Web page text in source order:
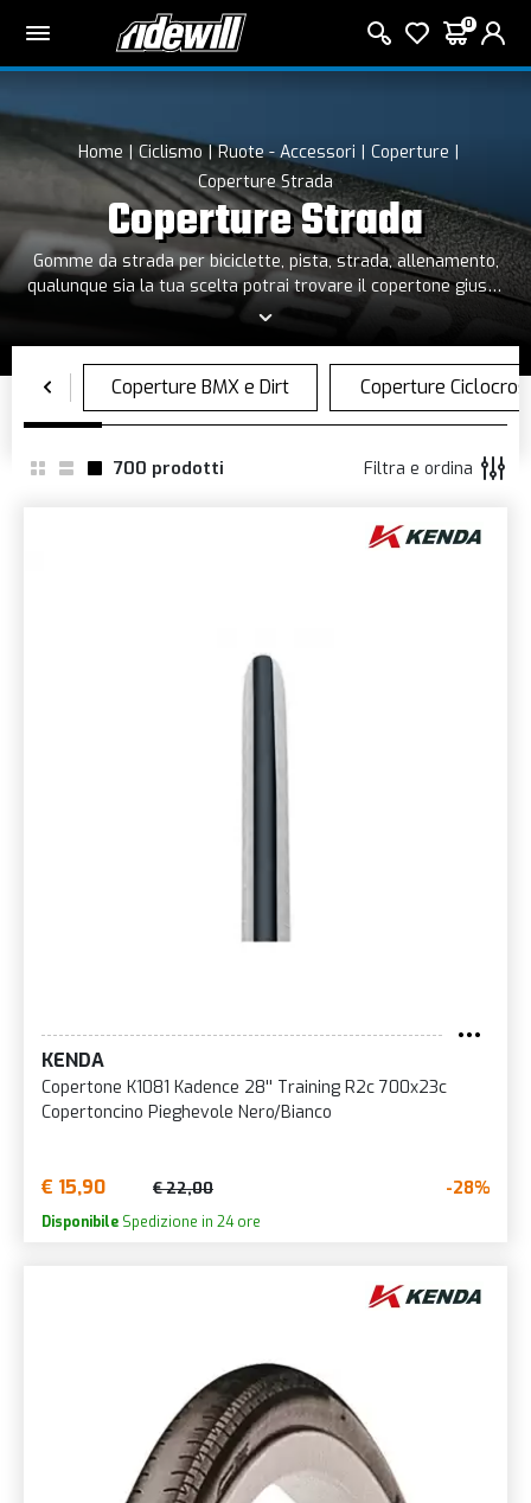
0
Home Ciclismo Ruote - Accessori
Coperture
Coperture Strada
Coperture Strada
Gomme da strada per biciclette, pista, strada, allenamento,
qualunque sia la tua scelta potrai trovare il copertone giusto
per la tua bici da strada.
700 prodotti Filtra e ordina
KENDA
Copertone K1081 Kadence 28'' Training R2c 700x23c
Copertoncino Pieghevole Nero/Bianco
€ 15,90 € 22,00 -28%
Disponibile Spedizione in 24 ore